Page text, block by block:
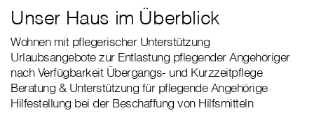
Unser Haus im Überblick
Wohnen mit pflegerischer Unterstützung
Urlaubsangebote zur Entlastung pflegender Angehöriger
nach Verfügbarkeit Übergangs- und Kurzzeitpflege
Beratung & Unterstützung für pflegende Angehörige
Hilfestellung bei der Beschaffung von Hilfsmitteln